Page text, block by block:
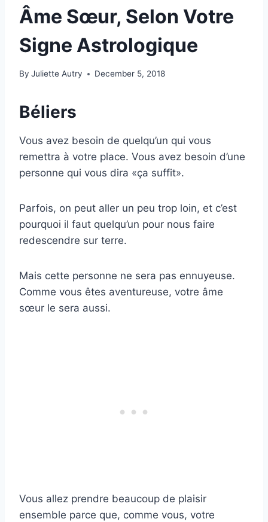
Âme Sœur, Selon Votre
Signe Astrologique
By Juliette Autry December 5, 2018
Béliers
Vous avez besoin de quelqu’un qui vous
remettra à votre place. Vous avez besoin d’une
personne qui vous dira «ça suffit».
Parfois, on peut aller un peu trop loin, et c’est
pourquoi il faut quelqu’un pour nous faire
redescendre sur terre.
Mais cette personne ne sera pas ennuyeuse.
Comme vous êtes aventureuse, votre âme
sœur le sera aussi.
Vous allez prendre beaucoup de plaisir
ensemble parce que, comme vous, votre